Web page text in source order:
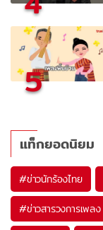
5
แท็กยอดนิยม
#ข่าวนักร้องไทย
#ข่าวสารวงการเพลง